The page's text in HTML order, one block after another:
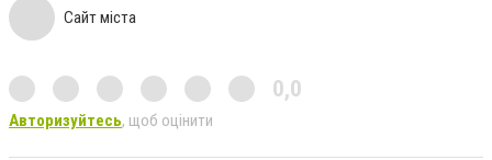
Сайт міста
0,0
Авторизуйтесь, щоб оцінити